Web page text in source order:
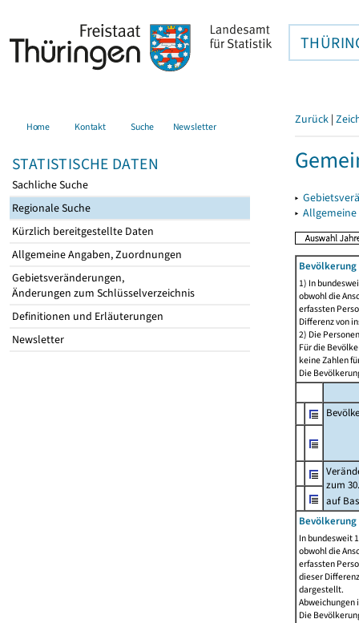
Home Kontakt Suche Newsletter
STATISTISCHE DATEN
Sachliche Suche
Regionale Suche
Kürzlich bereitgestellte Daten
Allgemeine Angaben, Zuordnungen
Gebietsveränderungen,
Änderungen zum Schlüsselverzeichnis
Definitionen und Erläuterungen
Newsletter
Zurück |
▸
▸
1) In
obwohl die
erfassten
Differenz von
2) Die
Für die
keine Zahlen
Die
zum
auf
Bevölkerung
In bundesweit
obwohl die
erfassten
dieser
dargestellt.
Abweichungen
Die